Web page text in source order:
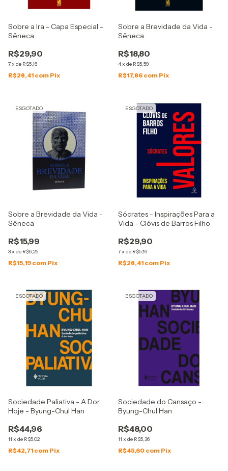
Sobre a Ira - Capa Especial -
Sêneca
R$29,90
7x de R$5,16
R$28,41 com Pix
Sobre a Brevidade da Vida -
Sêneca
R$18,80
4x de R$5,59
R$17,86 com Pix
ESGOTADO
Sobre a Brevidade da Vida -
Sêneca
R$15,99
3x de R$6,25
R$15,19 com Pix
ESGOTADO
Sócrates - Inspirações Para a
Vida - Clóvis de Barros Filho
R$29,90
7x de R$5,16
R$28,41 com Pix
ESGOTADO
Sociedade Paliativa - A Dor
Hoje - Byung-Chul Han
R$44,96
11 x de R$5,02
R$42,71 com Pix
ESGOTADO
Sociedade do Cansaço -
Byung-Chul Han
R$48,00
11 x de R$5,36
R$45,60 com Pix